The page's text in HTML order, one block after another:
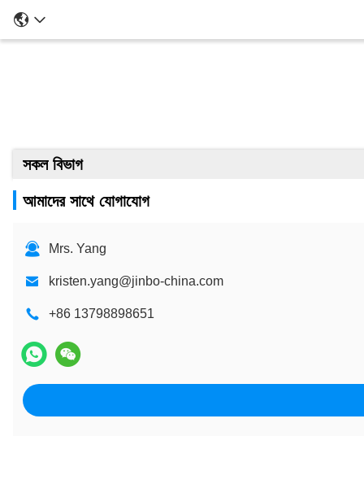
সকল বিভাগ
আমাদের সাথে যোগাযোগ
Mrs. Yang
kristen.yang@jinbo-china.com
+86 13798898651